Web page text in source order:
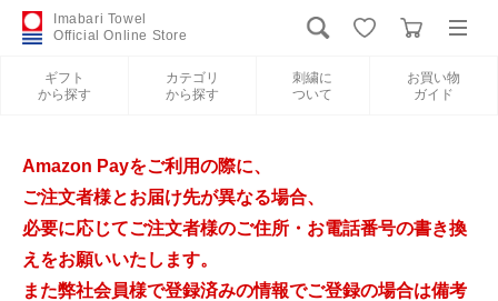
Imabari Towel
Official Online Store
ギフト
から探す
カテゴリ
から探す
刺繍に
ついて
お買い物
ガイド
新規会員登録
ギフトから探す
カテゴリから探す
Amazon Payをご利用の際に、
ご注文者様とお届け先が異なる場合、
必要に応じてご注文者様のご住所・お電話番号の書き換
えをお願いいたします。
また弊社会員様で登録済みの情報でご登録の場合は備考